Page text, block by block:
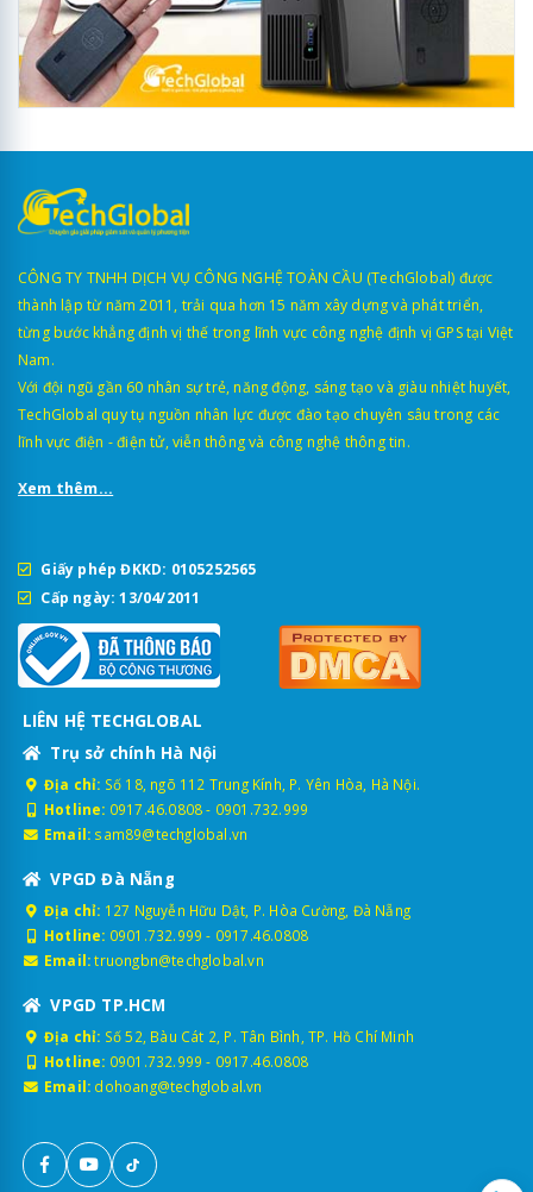
CÔNG TY TNHH DỊCH VỤ CÔNG NGHỆ TOÀN CẦU (TechGlobal) được
thành lập từ năm 2011, trải qua hơn 15 năm xây dựng và phát triển,
từng bước khẳng định vị thế trong lĩnh vực công nghệ định vị GPS tại Việt
Nam.
Với đội ngũ gần 60 nhân sự trẻ, năng động, sáng tạo và giàu nhiệt huyết,
TechGlobal quy tụ nguồn nhân lực được đào tạo chuyên sâu trong các
lĩnh vực điện - điện tử, viễn thông và công nghệ thông tin.
Xem thêm...
Giấy phép ĐKKD: 0105252565
Cấp ngày: 13/04/2011
LIÊN HỆ TECHGLOBAL
Trụ sở chính Hà Nội
Địa chỉ: Số 18, ngõ 112 Trung Kính, P. Yên Hòa, Hà Nội.
Hotline: 0917.46.0808- 0901.732.999
Email: sam89@techglobal.vn
VPGD Đà Nẵng
Địa chỉ: 127 Nguyễn Hữu Dật, P. Hòa Cường, Đà Nẵng
Hotline: 0901.732.999 - 0917.46.0808
Email: truongbn@techglobal.vn
VPGD TP.HCM
Địa chỉ: Số 52, Bàu Cát 2, P. Tân Bình, TP. Hồ Chí Minh
Hotline: 0901.732.999 - 0917.46.0808
Email: dohoang@techglobal.vn